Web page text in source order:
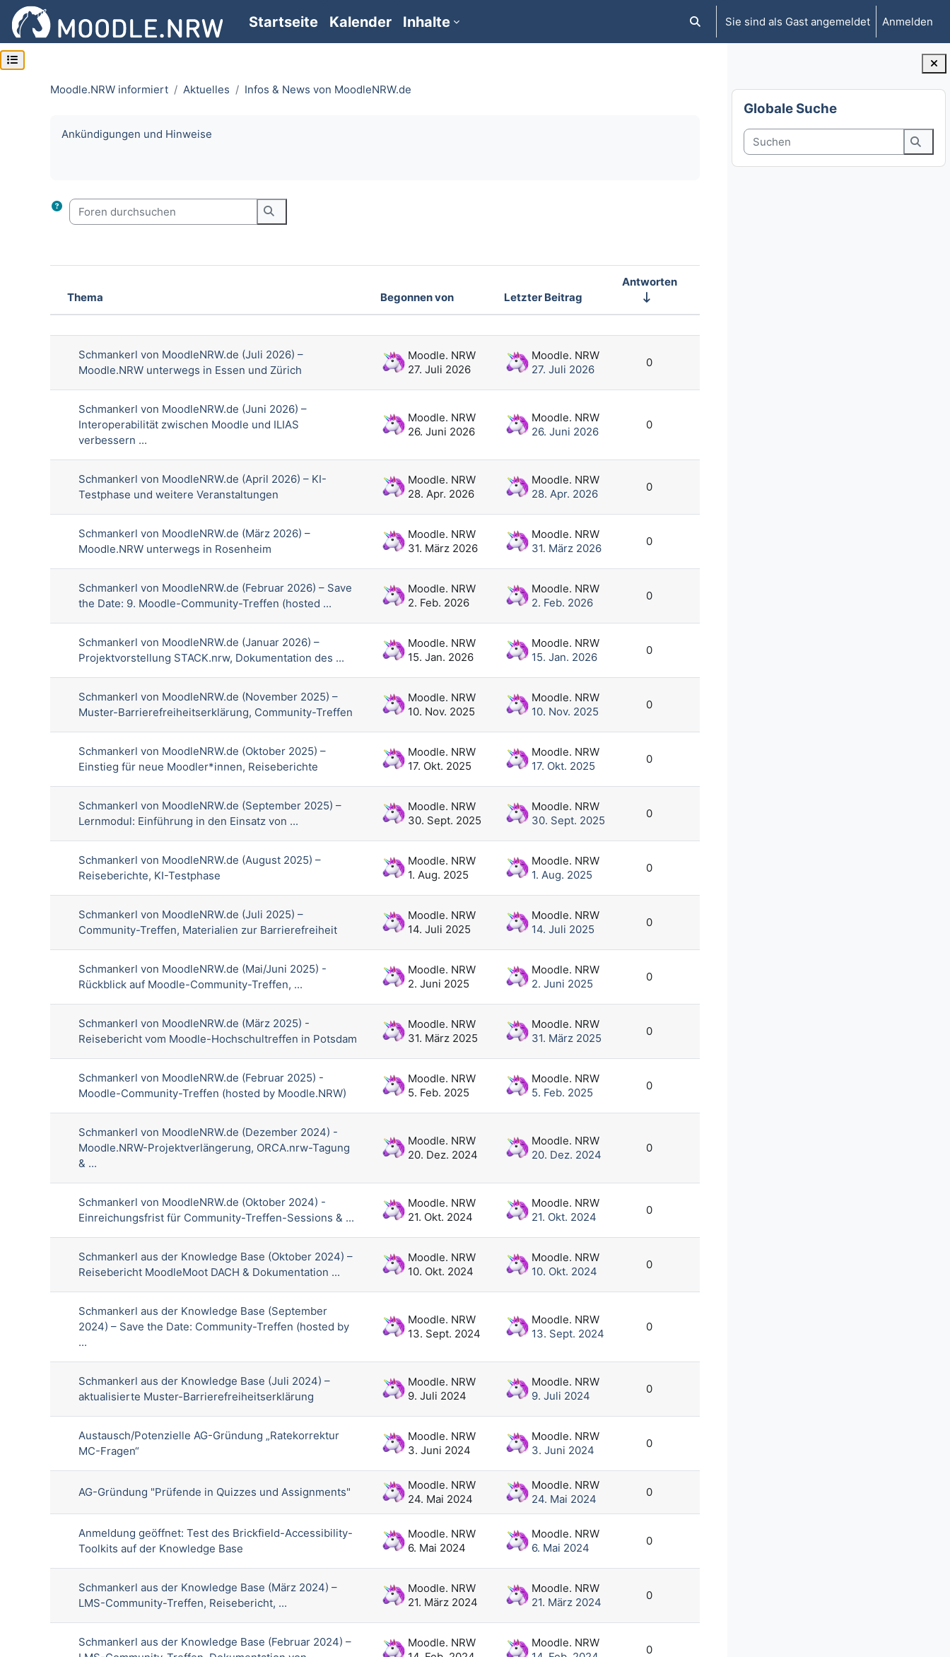
Zum Hauptinhalt
Startseite Kalender Inhalte Sucheingabe umschalten
Sie sind als Gast angemeldet Anmelden
Blöcke
Globale Suche überspringen
Globale Suche
Suchen
Kursindex öffnen
Moodle.NRW informiert Aktuelles Infos & News von MoodleNRW.de
Ankündigungen und Hinweise
Foren durchsuchen
Foren durchsuchen
Status
Thema Begonnen von Letzter Beitrag
Antworten
Aktionen
Schmankerl von MoodleNRW.de (Juli 2026) –
Moodle.NRW unterwegs in Essen und Zürich
Moodle. NRW
27. Juli 2026
Moodle. NRW
27. Juli 2026
0
Schmankerl von MoodleNRW.de (Juni 2026) –
Interoperabilität zwischen Moodle und ILIAS
verbessern ...
Moodle. NRW
26. Juni 2026
Moodle. NRW
26. Juni 2026
0
Schmankerl von MoodleNRW.de (April 2026) – KI-
Testphase und weitere Veranstaltungen
Moodle. NRW
28. Apr. 2026
Moodle. NRW
28. Apr. 2026
0
Schmankerl von MoodleNRW.de (März 2026) –
Moodle.NRW unterwegs in Rosenheim
Moodle. NRW
31. März 2026
Moodle. NRW
31. März 2026
0
Schmankerl von MoodleNRW.de (Februar 2026) – Save
the Date: 9. Moodle-Community-Treffen (hosted ...
Moodle. NRW
2. Feb. 2026
Moodle. NRW
2. Feb. 2026
0
Schmankerl von MoodleNRW.de (Januar 2026) –
Projektvorstellung STACK.nrw, Dokumentation des ...
Moodle. NRW
15. Jan. 2026
Moodle. NRW
15. Jan. 2026
0
Schmankerl von MoodleNRW.de (November 2025) –
Muster-Barrierefreiheitserklärung, Community-Treffen
Moodle. NRW
10. Nov. 2025
Moodle. NRW
10. Nov. 2025
0
Schmankerl von MoodleNRW.de (Oktober 2025) –
Einstieg für neue Moodler*innen, Reiseberichte
Moodle. NRW
17. Okt. 2025
Moodle. NRW
17. Okt. 2025
0
Schmankerl von MoodleNRW.de (September 2025) –
Lernmodul: Einführung in den Einsatz von ...
Moodle. NRW
30. Sept. 2025
Moodle. NRW
30. Sept. 2025
0
Schmankerl von MoodleNRW.de (August 2025) –
Reiseberichte, KI-Testphase
Moodle. NRW
1. Aug. 2025
Moodle. NRW
1. Aug. 2025
0
Schmankerl von MoodleNRW.de (Juli 2025) –
Community-Treffen, Materialien zur Barrierefreiheit
Moodle. NRW
14. Juli 2025
Moodle. NRW
14. Juli 2025
0
Schmankerl von MoodleNRW.de (Mai/Juni 2025) -
Rückblick auf Moodle-Community-Treffen, ...
Moodle. NRW
2. Juni 2025
Moodle. NRW
2. Juni 2025
0
Schmankerl von MoodleNRW.de (März 2025) -
Reisebericht vom Moodle-Hochschultreffen in Potsdam
Moodle. NRW
31. März 2025
Moodle. NRW
31. März 2025
0
Schmankerl von MoodleNRW.de (Februar 2025) -
Moodle-Community-Treffen (hosted by Moodle.NRW)
Moodle. NRW
5. Feb. 2025
Moodle. NRW
5. Feb. 2025
0
Schmankerl von MoodleNRW.de (Dezember 2024) -
Moodle.NRW-Projektverlängerung, ORCA.nrw-Tagung
& ...
Moodle. NRW
20. Dez. 2024
Moodle. NRW
20. Dez. 2024
0
Schmankerl von MoodleNRW.de (Oktober 2024) -
Einreichungsfrist für Community-Treffen-Sessions & ...
Moodle. NRW
21. Okt. 2024
Moodle. NRW
21. Okt. 2024
0
Schmankerl aus der Knowledge Base (Oktober 2024) –
Reisebericht MoodleMoot DACH & Dokumentation ...
Moodle. NRW
10. Okt. 2024
Moodle. NRW
10. Okt. 2024
0
Schmankerl aus der Knowledge Base (September
2024) – Save the Date: Community-Treffen (hosted by
...
Moodle. NRW
13. Sept. 2024
Moodle. NRW
13. Sept. 2024
0
Schmankerl aus der Knowledge Base (Juli 2024) –
aktualisierte Muster-Barrierefreiheitserklärung
Moodle. NRW
9. Juli 2024
Moodle. NRW
9. Juli 2024
0
Austausch/Potenzielle AG-Gründung „Ratekorrektur
MC-Fragen“
Moodle. NRW
3. Juni 2024
Moodle. NRW
3. Juni 2024
0
AG-Gründung "Prüfende in Quizzes und Assignments"
Moodle. NRW
24. Mai 2024
Moodle. NRW
24. Mai 2024
0
Anmeldung geöffnet: Test des Brickfield-Accessibility-
Toolkits auf der Knowledge Base
Moodle. NRW
6. Mai 2024
Moodle. NRW
6. Mai 2024
0
Schmankerl aus der Knowledge Base (März 2024) –
LMS-Community-Treffen, Reisebericht, ...
Moodle. NRW
21. März 2024
Moodle. NRW
21. März 2024
0
Schmankerl aus der Knowledge Base (Februar 2024) –
Moodle. NRW
Moodle. NRW
0